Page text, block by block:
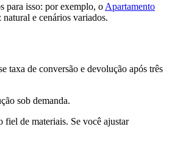
para isso: por exemplo, o Apartamento
e cenários variados.
taxa de conversão e devolução após três
sob demanda.
fiel de materiais. Se você ajustar